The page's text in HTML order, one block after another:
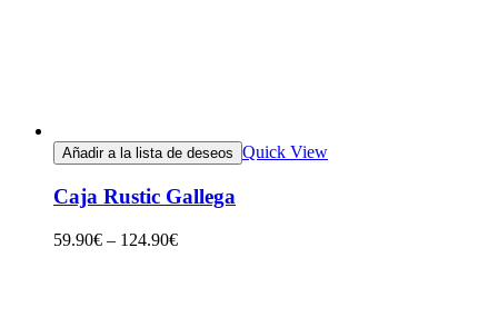
Añadir a la lista de deseos Quick View
Caja Rustic Gallega
59.90€ – 124.90€